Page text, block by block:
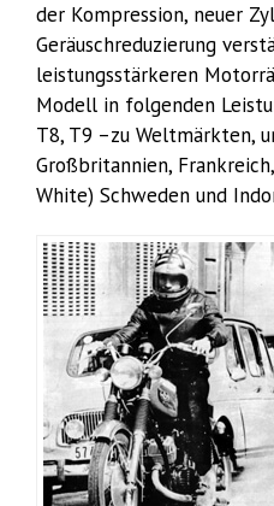
der Kompression, neuer
Geräuschreduzierung
leistungsstärkeren
Modell in folgenden
T8, T9 –zu Weltmärkten,
Großbritannien,
White) Schweden und